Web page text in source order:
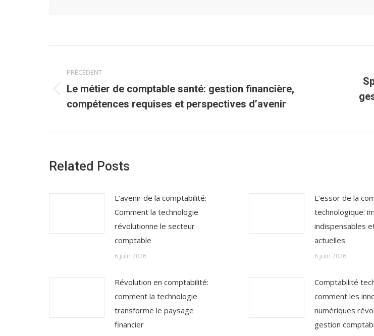
article
PRÉCÉDENT
Article
précédent
Le métier de comptable santé: gestion financière,
compétences requises et perspectives d’avenir
Related Posts
L’avenir de la comptabilité:
Comment la technologie
révolutionne le secteur
comptable
6 juin 2026
L’essor de la
technologique:
indispensables
actuelles
6 juin 2026
Révolution en comptabilité:
comment la technologie
transforme le paysage
financier
Comptabilité
comment les
numériques
gestion